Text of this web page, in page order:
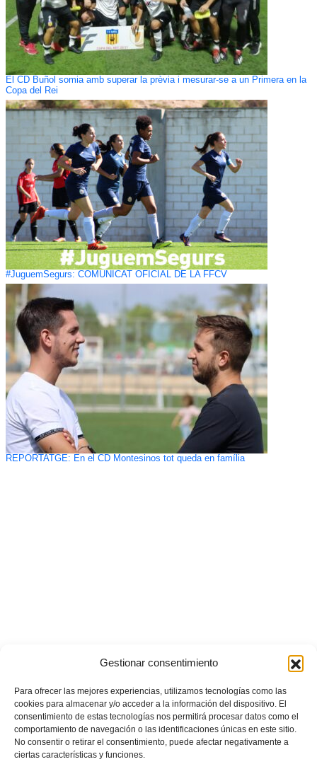
Gestionar consentimiento
Para ofrecer las mejores experiencias, utilizamos tecnologías como las
cookies para almacenar y/o acceder a la información del dispositivo. El
consentimiento de estas tecnologías nos permitirá procesar datos como el
comportamiento de navegación o las identificaciones únicas en este sitio.
No consentir o retirar el consentimiento, puede afectar negativamente a
ciertas características y funciones.
El CD Buñol somia amb superar la prèvia i mesurar-se a un Primera en la
Copa del Rei
#JuguemSegurs: COMUNICAT OFICIAL DE LA FFCV
REPORTATGE: En el CD Montesinos tot queda en família